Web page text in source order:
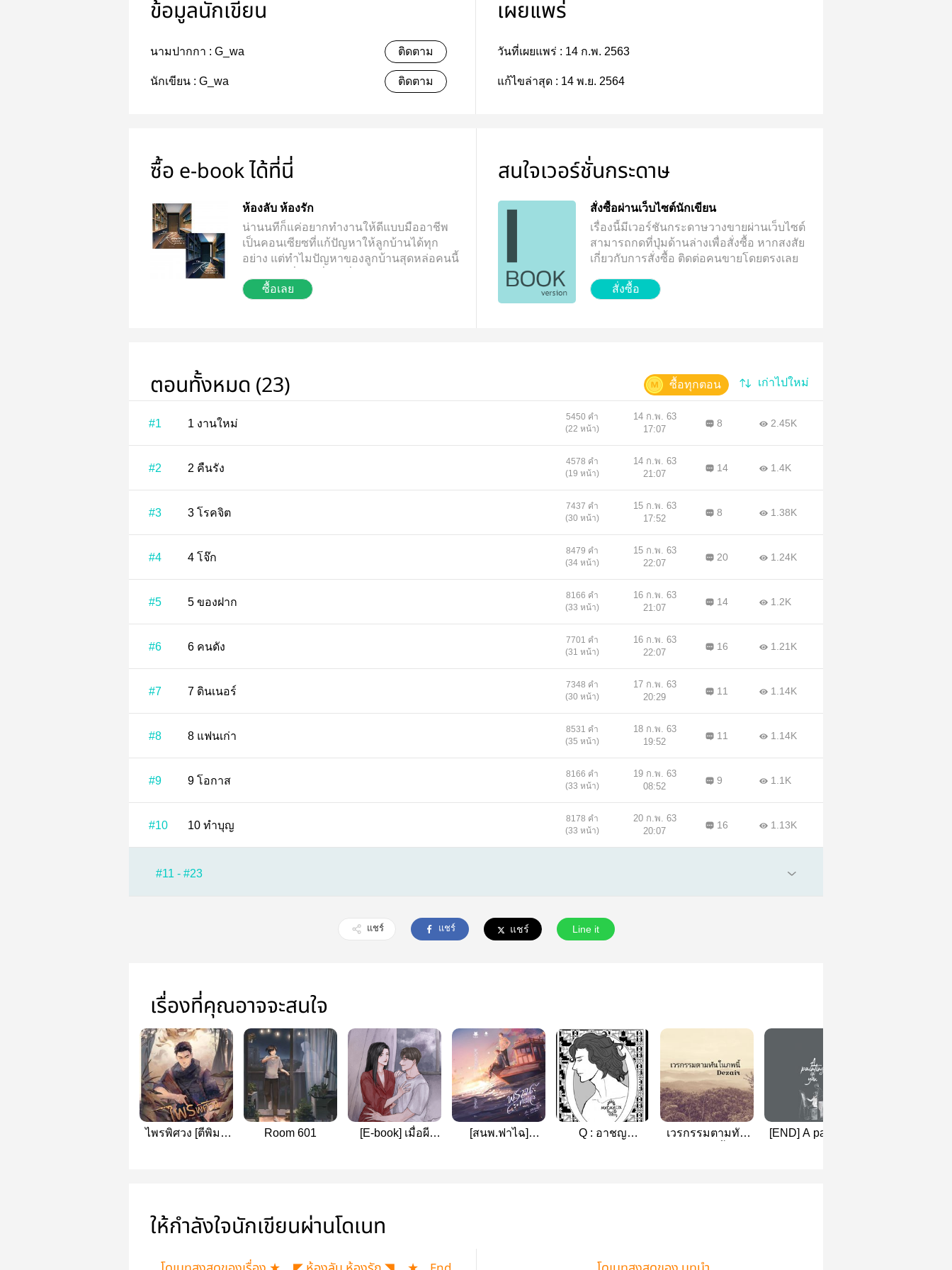
ข้อมูลนักเขียน
นามปากกา : G_wa ติดตาม
นักเขียน : G_wa ติดตาม
เผยแพร่
วันที่เผยแพร่ : 14 ก.พ. 2563
แก้ไขล่าสุด : 14 พ.ย. 2564
ซื้อ e-book ได้ที่นี่
ห้องลับ ห้องรัก
น่านนทีก็แค่อยากทำงานให้ดีแบบมืออาชีพ
เป็นคอนเซียซที่แก้ปัญหาให้ลูกบ้านได้ทุก
อย่าง แต่ทำไมปัญหาของลูกบ้านสุดหล่อคนนี้
เซียซยินดีให้บริการครับ” “ครับ เมื่อกี้มีคนบุก
ขึ้นยืนเมื่อพบเหตุฉุกเฉินที่ไม่เคยเกิดขึ้นมา
ก่อน มีคนบุกรุกกกกก!!!
ซื้อเลย
สนใจเวอร์ชั่นกระดาษ
สั่งซื้อผ่านเว็บไซต์นักเขียน
เรื่องนี้มีเวอร์ชันกระดาษวางขายผ่านเว็บไซต์
สามารถกดที่ปุ่มด้านล่างเพื่อสั่งซื้อ หากสงสัย
เกี่ยวกับการสั่งซื้อ ติดต่อคนขายโดยตรงเลย
สั่งซื้อ
ตอนทั้งหมด (23) เก่าไปใหม่
ซื้อทุกตอน
#1 1 งานใหม่
5450 คำ
(22 หน้า)
14 ก.พ. 63
17:07
8 2.45K
#2 2 คืนรัง
4578 คำ
(19 หน้า)
14 ก.พ. 63
21:07
14 1.4K
#3 3 โรคจิต
7437 คำ
(30 หน้า)
15 ก.พ. 63
17:52
8 1.38K
#4 4 โจ๊ก
8479 คำ
(34 หน้า)
15 ก.พ. 63
22:07
20 1.24K
#5 5 ของฝาก
8166 คำ
(33 หน้า)
16 ก.พ. 63
21:07
14 1.2K
#6 6 คนดัง
7701 คำ
(31 หน้า)
16 ก.พ. 63
22:07
16 1.21K
#7 7 ดินเนอร์
7348 คำ
(30 หน้า)
17 ก.พ. 63
20:29
11 1.14K
#8 8 แฟนเก่า
8531 คำ
(35 หน้า)
18 ก.พ. 63
19:52
11 1.14K
#9 9 โอกาส
8166 คำ
(33 หน้า)
19 ก.พ. 63
08:52
9 1.1K
#10 10 ทำบุญ
8178 คำ
(33 หน้า)
20 ก.พ. 63
20:07
16 1.13K
#11 - #23
แชร์ แชร์ แชร์ Line it
เรื่องที่คุณอาจจะสนใจ
ไพรพิศวง [ตีพิมพ์
Room 601
[E-book] เมื่อผี
[สนพ.ฟาไฉ]
Q : อาชญ
เวรกรรมตามทัน
[END] A painting
ให้กำลังใจนักเขียนผ่านโดเนท